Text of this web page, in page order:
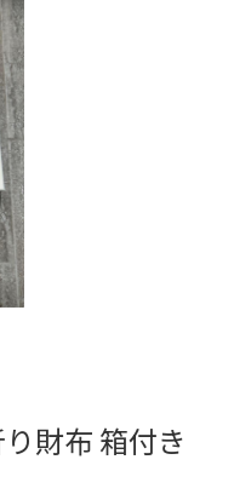
財布 箱付き